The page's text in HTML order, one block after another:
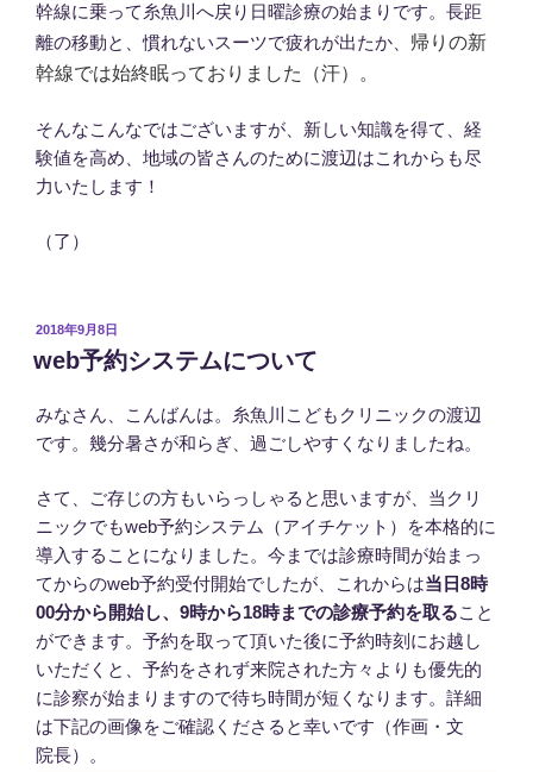
幹線に乗って糸魚川へ戻り日曜診療の始まりです。長距
離の移動と、慣れないスーツで疲れが出たか、 帰りの新
幹線では始終眠っておりました（汗）。
そんなこんなではございますが、新しい知識を得て、経
験値を高め、地域の皆さんのために渡辺はこれからも尽
力いたします！
（了）
投
日:
2018年9月8日
web予約システムについて
みなさん、こんばんは。糸魚川こどもクリニックの渡辺
です。幾分暑さが和らぎ、過ごしやすくなりましたね。
さて、ご存じの方もいらっしゃると思いますが、当クリ
ニックでもweb予約システム（アイチケット）を本格的に
導入することになりました。今までは診療時間が始まっ
てからのweb予約受付開始でしたが、これからは当日8時
00分から開始し、9時から18時までの診療予約を取ること
ができます。予約を取って頂いた後に予約時刻にお越し
いただくと、予約をされず来院された方々よりも優先的
に診察が始まりますので待ち時間が短くなります。詳細
は下記の画像をご確認くださると幸いです（作画・文
院長）。